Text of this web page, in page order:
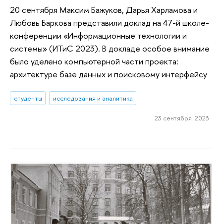
20 сентября Максим Бажуков, Дарья Харламова и
Любовь Баркова представили доклад на 47-й школе-
конференции «Информационные технологии и
системы» (ИТиС 2023). В докладе особое внимание
было уделено компьютерной части проекта:
архитектуре базе данных и поисковому интерфейсу
студенты исследования и аналитика
23 сентября 2023